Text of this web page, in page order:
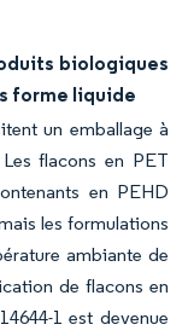
biologiques
forme liquide
un emballage à
flacons en PET
en PEHD
les formulations
ambiante de
de flacons en
1 est devenue